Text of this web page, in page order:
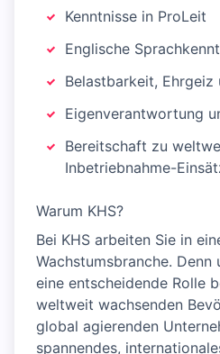
Kenntnisse in ProLeit
Englische
Belastbarkeit,
Eigenverantwortung
Bereitschaft zu
Inbetriebnahme-
Warum KHS?
Bei KHS arbeiten Sie in
Wachstumsbranche.
eine entscheidende Rolle
weltweit wachsenden
global agierenden
spannendes,